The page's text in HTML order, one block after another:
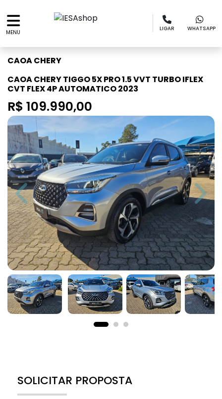
MENU
LIGAR WHATSAPP
CAOA CHERY
CAOA CHERY TIGGO 5X PRO 1.5 VVT TURBO IFLEX
CVT FLEX 4P AUTOMATICO 2023
R$ 109.990,00
Previous Next
SOLICITAR PROPOSTA